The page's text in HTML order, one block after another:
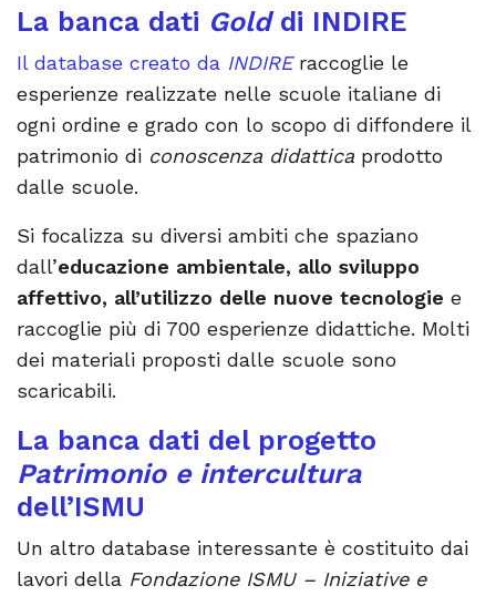
La banca dati Golddi INDIRE
Il database creato da INDIREraccoglie le
esperienze realizzate nelle scuole italiane di
ogni ordine e grado con lo scopo di diffondere il
patrimonio di conoscenza didattica prodotto
dalle scuole.
Si focalizza su diversi ambiti che spaziano
dall’educazione ambientale, allo sviluppo
affettivo, all’utilizzo delle nuove tecnologie e
raccoglie più di 700 esperienze didattiche. Molti
dei materiali proposti dalle scuole sono
scaricabili.
La banca dati del progetto
Patrimonio e intercultura
dell’ISMU
Un altro database interessante è costituito dai
lavori della Fondazione ISMU – Iniziative e